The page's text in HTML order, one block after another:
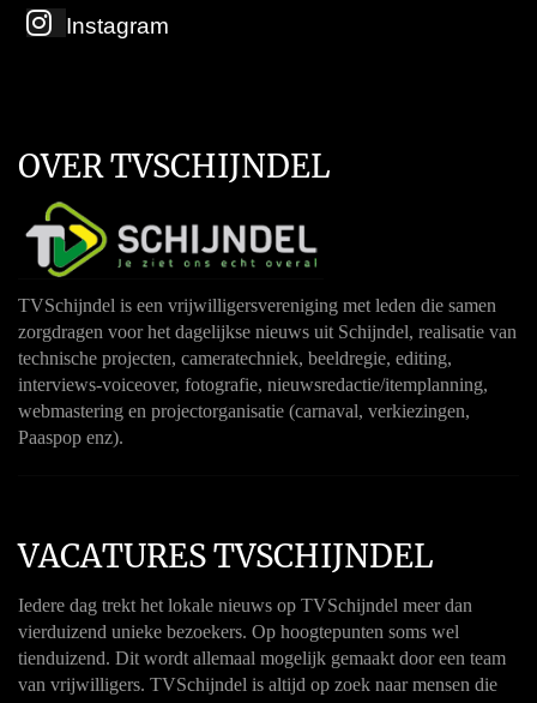
Instagram
OVER TVSCHIJNDEL
TVSchijndel is een vrijwilligersvereniging met leden die samen
zorgdragen voor het dagelijkse nieuws uit Schijndel, realisatie van
technische projecten, cameratechniek, beeldregie, editing,
interviews-voiceover, fotografie, nieuwsredactie/itemplanning,
webmastering en projectorganisatie (carnaval, verkiezingen,
Paaspop enz).
VACATURES TVSCHIJNDEL
Iedere dag trekt het lokale nieuws op TVSchijndel meer dan
vierduizend unieke bezoekers. Op hoogtepunten soms wel
tienduizend. Dit wordt allemaal mogelijk gemaakt door een team
van vrijwilligers. TVSchijndel is altijd op zoek naar mensen die